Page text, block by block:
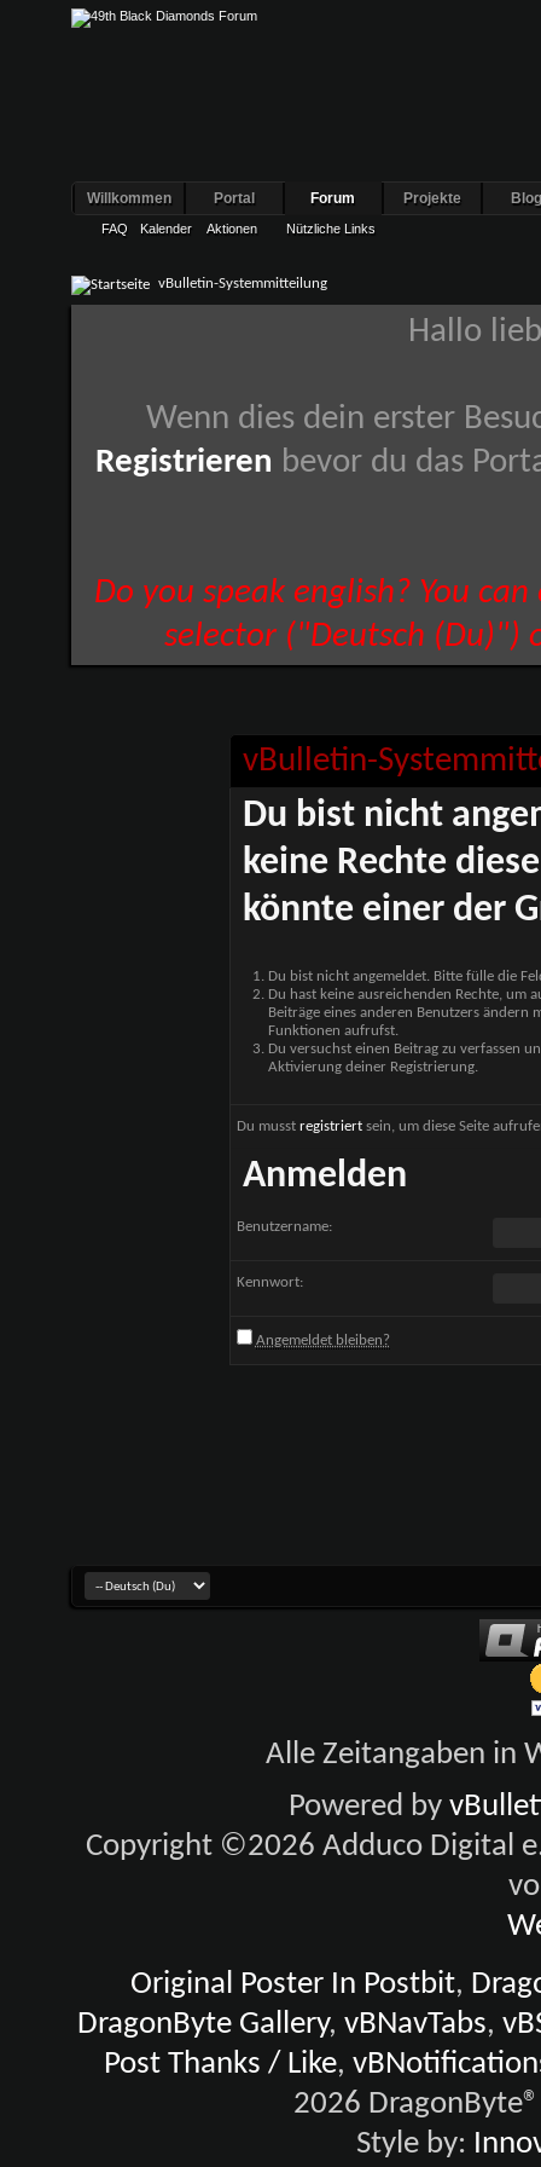
Willkommen Portal Forum
FAQ Kalender Aktionen Nützliche Links
Projekte
vBulletin-Systemmitteilung
Hallo
Wenn dies dein erster
Registrieren bevor du das
Do you speak english? You
selector ("Deutsch (Du)")
vBulletin-
Du bist nicht
keine Rechte
könnte einer der
Du bist nicht angemeldet. Bitte fülle die
Du hast keine ausreichenden Rechte, um
Beiträge eines anderen Benutzers
Funktionen aufrufst.
Du versuchst einen Beitrag zu verfassen
Aktivierung deiner Registrierung.
Du musst registriertsein, um diese Seite
Anmelden
Benutzername:
Kennwort:
Angemeldet bleiben?
Alle Zeitangaben in
Powered by
Copyright ©2026 Adduco Digital
Original Poster In Postbit,
DragonByte Gallery,vBNavTabs,
Post Thanks / Like,
2026
Style by: